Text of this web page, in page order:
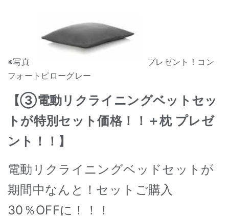
※写真
プレゼント！コン
フォートピローグレー
【③電動リクライニングベットセッ
トが特別セット価格！！＋枕 プレゼ
ント！！】
電動リクライニングベッドセットが
期間中なんと！セットご購入
30％OFFに！！！